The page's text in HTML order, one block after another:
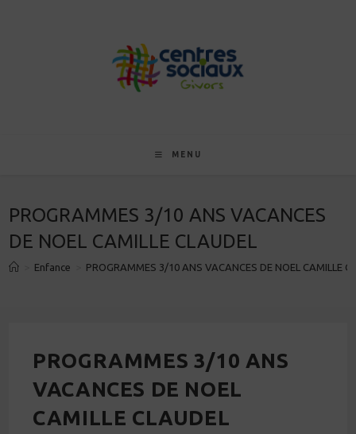
MENU
PROGRAMMES 3/10 ANS VACANCES
DE NOEL CAMILLE CLAUDEL
Enfance PROGRAMMES 3/10 ANS VACANCES DE NOEL CAMILLE
PROGRAMMES 3/10 ANS
VACANCES DE NOEL
CAMILLE CLAUDEL